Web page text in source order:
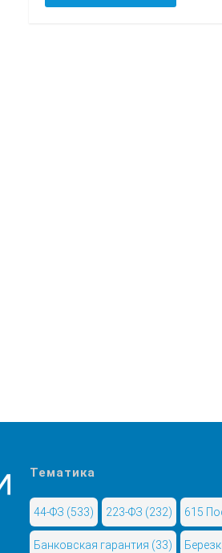
Тематика
44-ФЗ (533) 223-ФЗ (232) 615
Банковская гарантия (33)